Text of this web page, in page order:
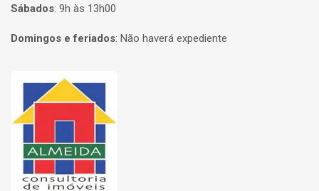
Sábados: 9h às 13h00
Domingos e feriados: Não haverá expediente
Página inicial